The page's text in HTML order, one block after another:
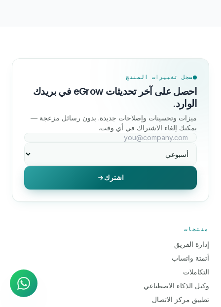
سجل تغييرات المنتج
احصل على آخر تحديثات eGrow في بريدك
الوارد.
ميزات وتحسينات وإصلاحات جديدة. بدون رسائل مزعجة —
يمكنك إلغاء الاشتراك في أي وقت.
اشترك
منتجات
إدارة الفريق
أتمتة واتساب
التكاملات
وكيل الذكاء الاصطناعي
تطبيق مركز الاتصال